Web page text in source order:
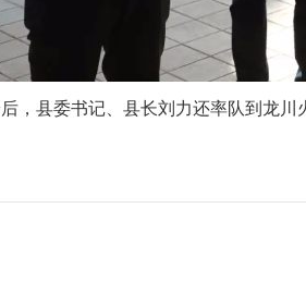
县委书记、县长刘力还率队到龙川